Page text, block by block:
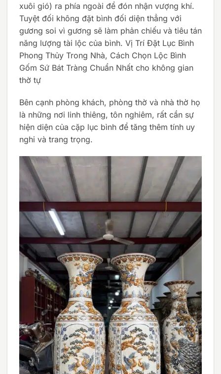
xuôi gió) ra phía ngoài để đón nhận vượng khí.
Tuyệt đối không đặt bình đối diện thẳng với
gương soi vì gương sẽ làm phản chiếu và tiêu tán
năng lượng tài lộc của bình. Vị Trí Đặt Lục Bình
Phong Thủy Trong Nhà, Cách Chọn Lộc Bình
Gốm Sứ Bát Tràng Chuẩn Nhất cho không gian
thờ tự
Bên cạnh phòng khách, phòng thờ và nhà thờ họ
là những nơi linh thiêng, tôn nghiêm, rất cần sự
hiện diện của cặp lục bình để tăng thêm tính uy
nghi và trang trọng.